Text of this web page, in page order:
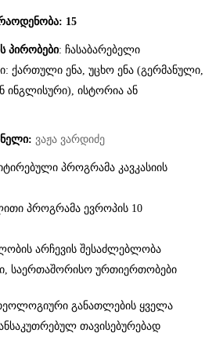
15
პირობები: ჩასაბარებელი
ქართული ენა, უცხო ენა (გერმანული,
ისტორია ან
ვაჟა ვარდიძე
პროგრამა კავკასიის
პროგრამა ევროპის 10
არჩევის შესაძლებლობა
საერთაშორისო ურთიერთობები
განათლების ყველა
თავისებურებად